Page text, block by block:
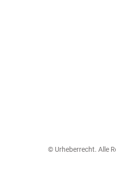
© Urheberrecht. Alle